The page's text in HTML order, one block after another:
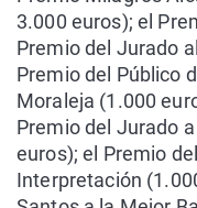
3.000 euros); el
Premio del Jurado
Premio del Público
Moraleja (1.000
Premio del Jurado
euros); el Premio
Interpretación